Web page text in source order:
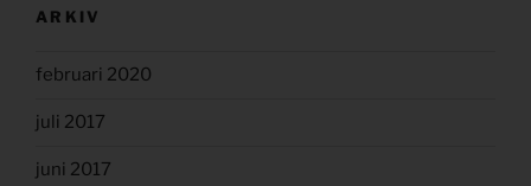
ARKIV
februari 2020
juli 2017
juni 2017